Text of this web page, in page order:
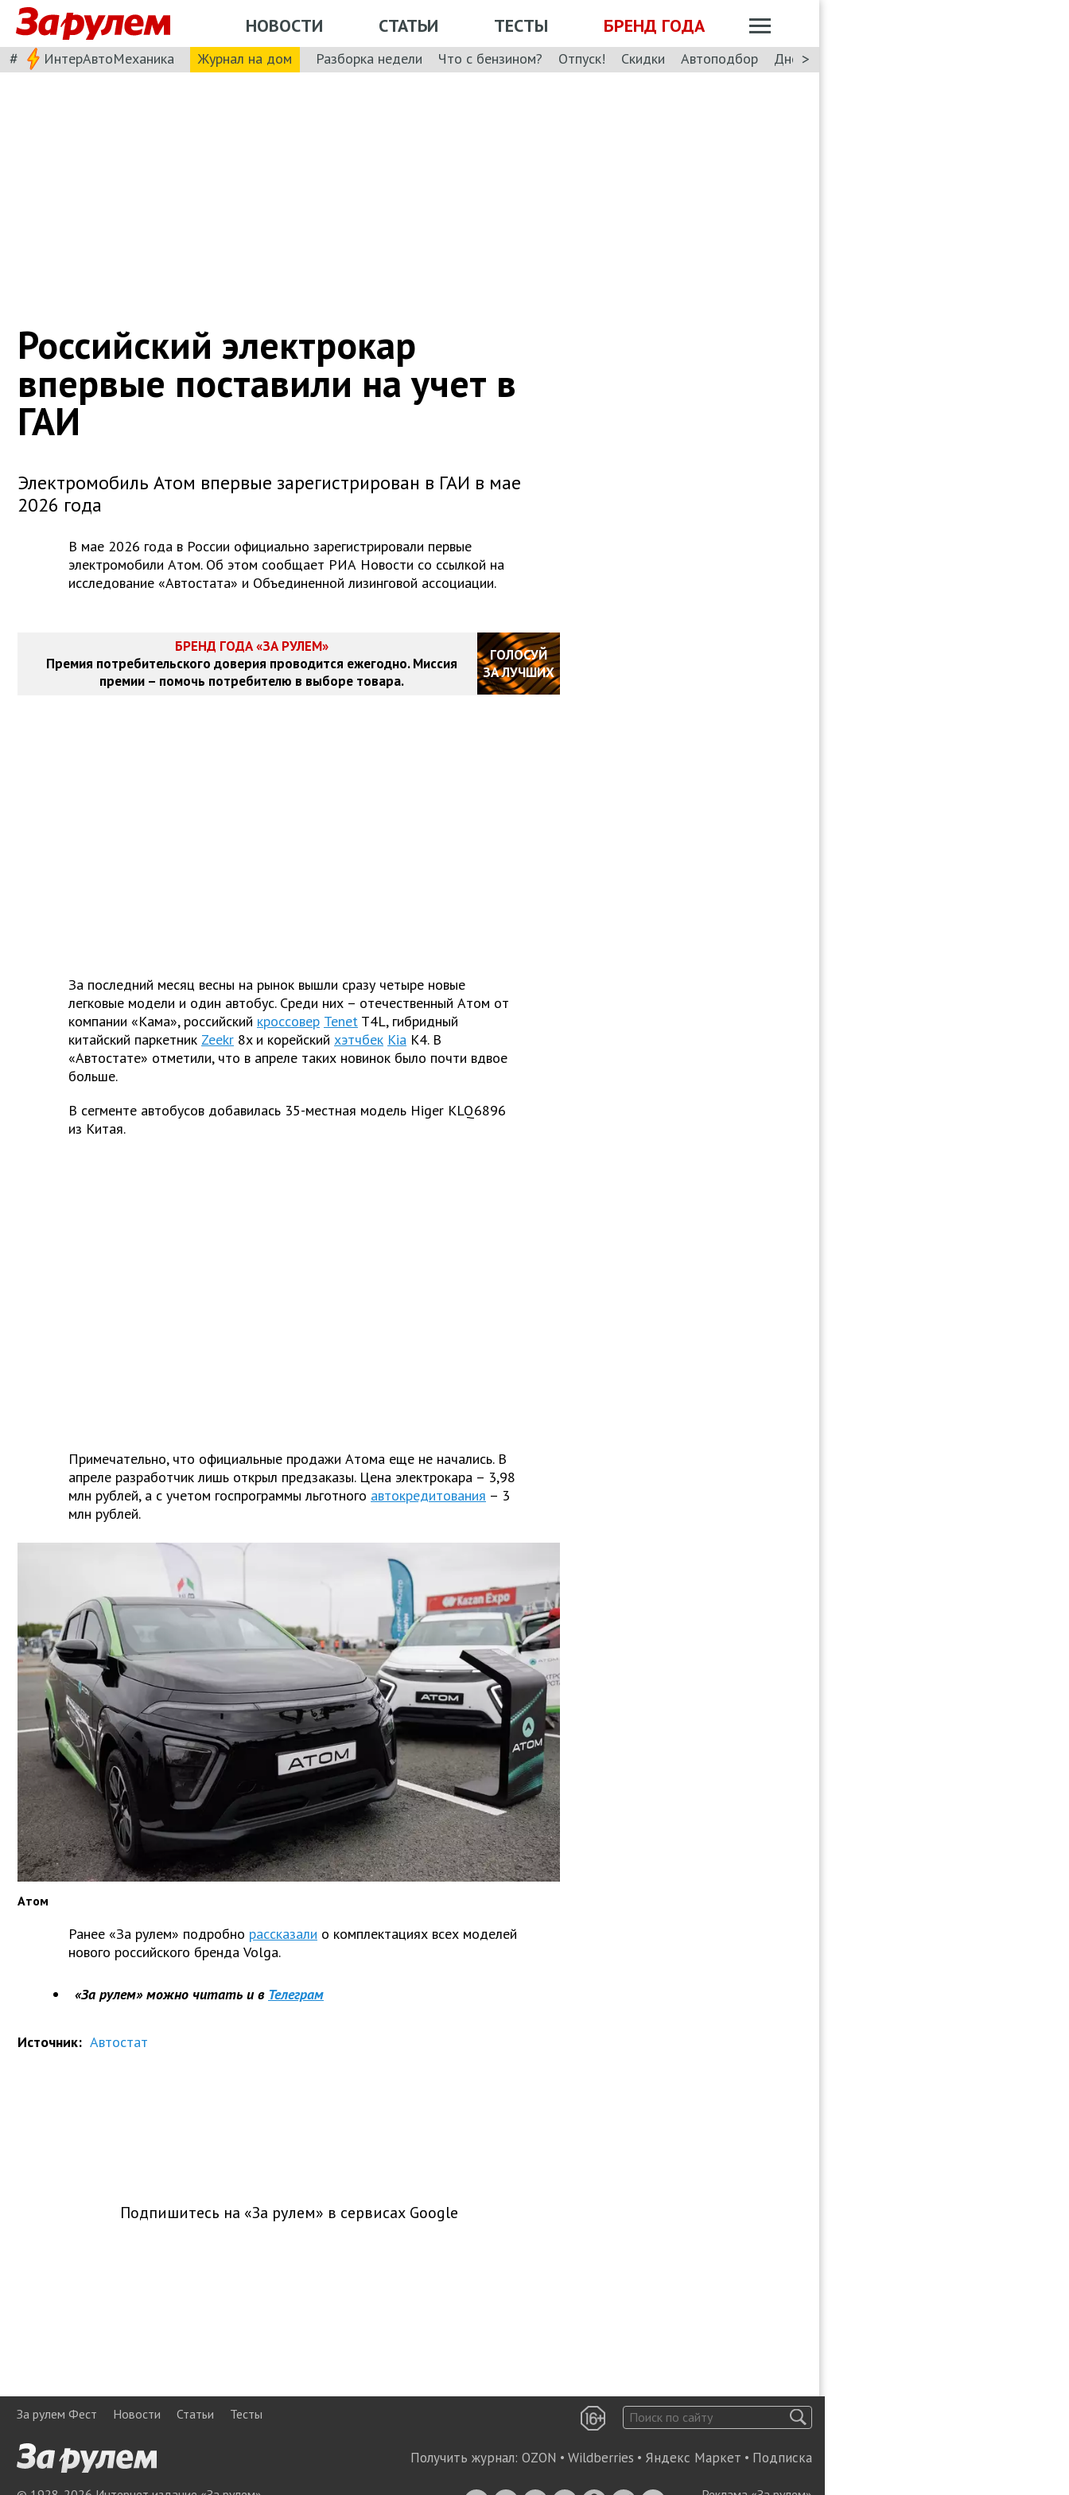
НОВОСТИ СТАТЬИ ТЕСТЫ БРЕНД ГОДА
# ИнтерАвтоМеханика Журнал на дом Разборка недели Что с бензином? Отпуск! Скидки Автоподбор Дневник: Лада Искра
>
Российский электрокар
впервые поставили на учет в
ГАИ
Электромобиль Атом впервые зарегистрирован в ГАИ в мае
2026 года
В мае 2026 года в России официально зарегистрировали первые
электромобили Атом. Об этом сообщает РИА Новости со ссылкой на
исследование «Автостата» и Объединенной лизинговой ассоциации.
БРЕНД ГОДА «ЗА РУЛЕМ»
Премия потребительского доверия проводится ежегодно. Миссия
премии – помочь потребителю в выборе товара.
ГОЛОСУЙ
ЗА ЛУЧШИХ
За последний месяц весны на рынок вышли сразу четыре новые
легковые модели и один автобус. Среди них – отечественный Атом от
компании «Кама», российский кроссовер Tenet T4L, гибридный
китайский паркетник Zeekr 8x и корейский хэтчбек Kia K4. В
«Автостате» отметили, что в апреле таких новинок было почти вдвое
больше.
В сегменте автобусов добавилась 35-местная модель Higer KLQ6896
из Китая.
Примечательно, что официальные продажи Атома еще не начались. В
апреле разработчик лишь открыл предзаказы. Цена электрокара – 3,98
млн рублей, а с учетом госпрограммы льготного автокредитования – 3
млн рублей.
Атом
Ранее «За рулем» подробно рассказали о комплектациях всех моделей
нового российского бренда Volga.
«За рулем» можно читать и в Телеграм
Источник: Автостат
Подпишитесь на «За рулем» в сервисах Google
За рулем Фест Новости Статьи Тесты
Получить журнал: OZON • Wildberries • Яндекс Маркет • Подписка